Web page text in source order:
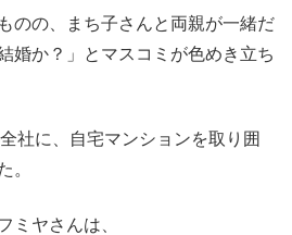
のの、まち子さんと両親が一緒だ
婚か？」とマスコミが色めき立ち
社に、自宅マンションを取り囲
。
ミヤさんは、